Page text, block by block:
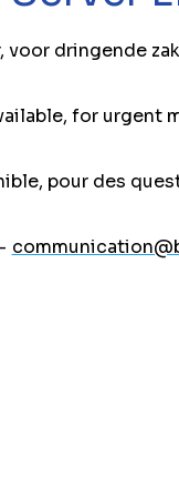
dringende
for urgent
pour des